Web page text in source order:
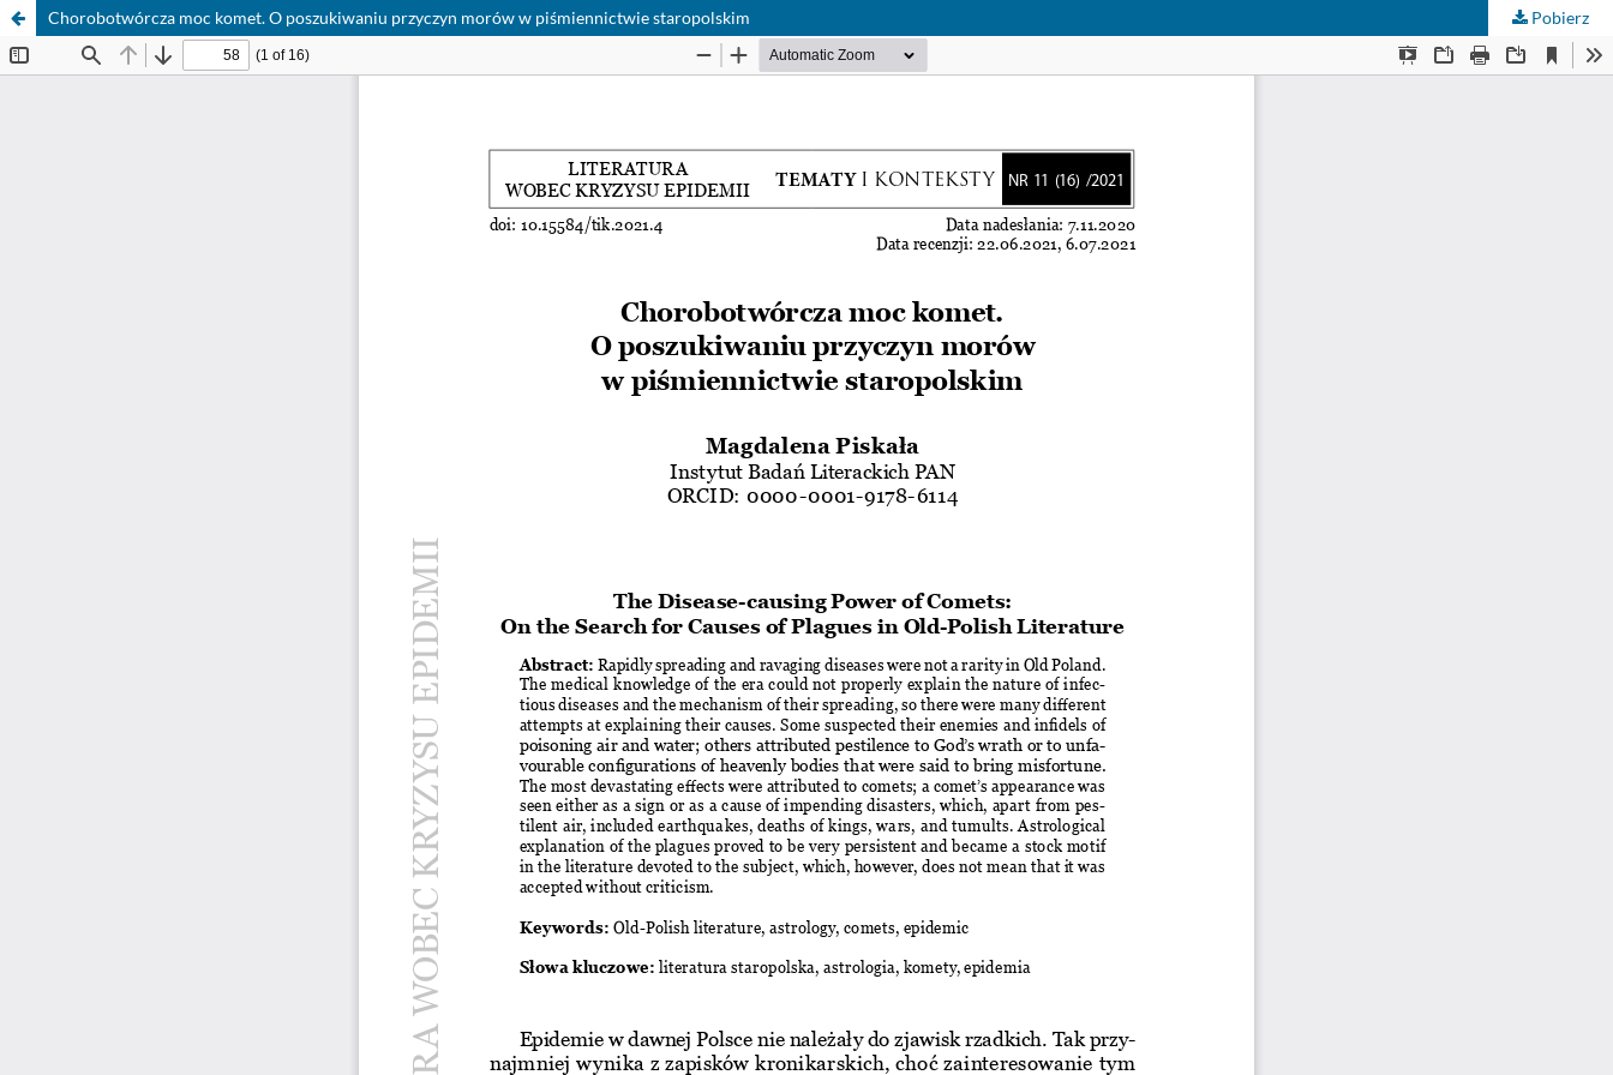
Chorobotwórcza moc komet. O poszukiwaniu przyczyn morów w piśmiennictwie staropolskim Pobierz